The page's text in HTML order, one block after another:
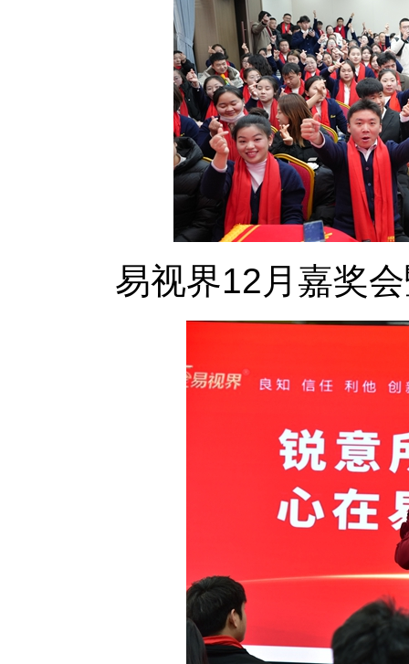
易视界12月嘉奖